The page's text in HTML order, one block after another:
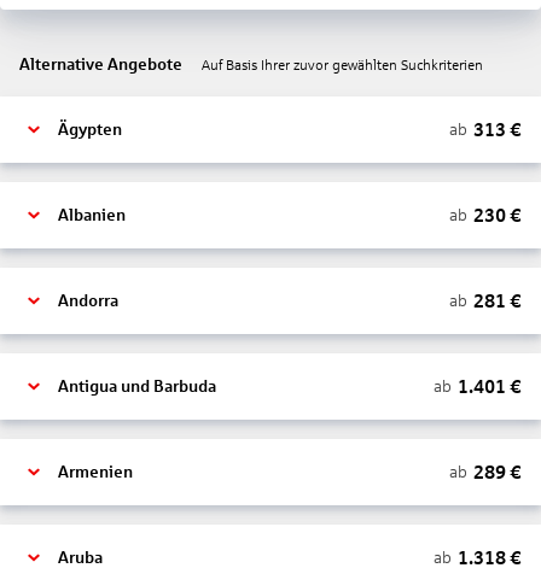
Alternative Angebote Auf Basis Ihrer zuvor gewählten Suchkriterien
Ägypten ab 313 €
Albanien ab 230€
Andorra ab 281 €
Antigua und Barbuda ab 1.401 €
Armenien ab 289€
Aruba ab 1.318€